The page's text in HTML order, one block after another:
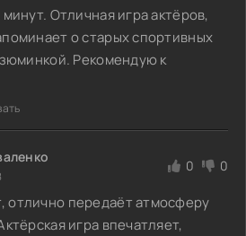
Отличная игра актёров,
о старых спортивных
Рекомендую к
0 0
передаёт атмосферу
игра впечатляет,